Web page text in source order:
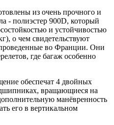
из очень прочного и
- полиэстер 900D, который
и устойчивостью
о чем свидетельствуют
во Франции. Они
где багаж особенно
обеспечат 4 двойных
вращающиеся на
манёвренность
его в вертикальном